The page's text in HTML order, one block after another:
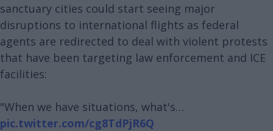
sanctuary cities could start seeing major
disruptions to international flights as federal
agents are redirected to deal with violent protests
that have been targeting law enforcement and ICE
facilities:
"When we have situations, what's…
pic.twitter.com/cg8TdPjR6Q